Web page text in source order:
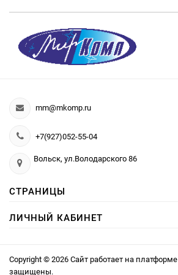
mm@mkomp.ru
+7(927)052-55-04
Вольск, ул.Володарского 86
СТРАНИЦЫ
ЛИЧНЫЙ КАБИНЕТ
Copyright © 2026 Сайт работает на платформе
защищены.